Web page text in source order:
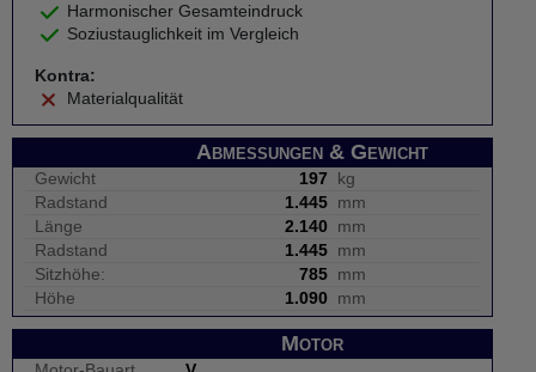
Harmonischer Gesamteindruck
Soziustauglichkeit im Vergleich
Kontra:
Materialqualität
Abmessungen & Gewicht
Gewicht 197
kg
Radstand
1.445 mm
Länge
2.140
mm
Radstand
1.445 mm
Sitzhöhe:
785 mm
Höhe
1.090 mm
Motor